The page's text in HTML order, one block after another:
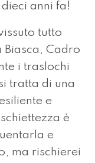
anni fa!
tutto
Biasca, Cadro
i traslochi
tratta di una
e
è
e
ma rischierei